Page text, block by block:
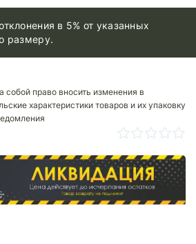
в 5% от указанных
размеру.
собой право вносить изменения в
характеристики товаров и их упаковку